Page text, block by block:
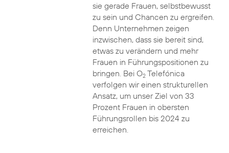
sie gerade Frauen, selbstbewusst
zu sein und Chancen zu ergreifen.
Denn Unternehmen zeigen
inzwischen, dass sie bereit sind,
etwas zu verändern und mehr
Frauen in Führungspositionen zu
bringen. Bei O2Telefónica
verfolgen wir einen strukturellen
Ansatz, um unser Ziel von 33
Prozent Frauen in obersten
Führungsrollen bis 2024 zu
erreichen.